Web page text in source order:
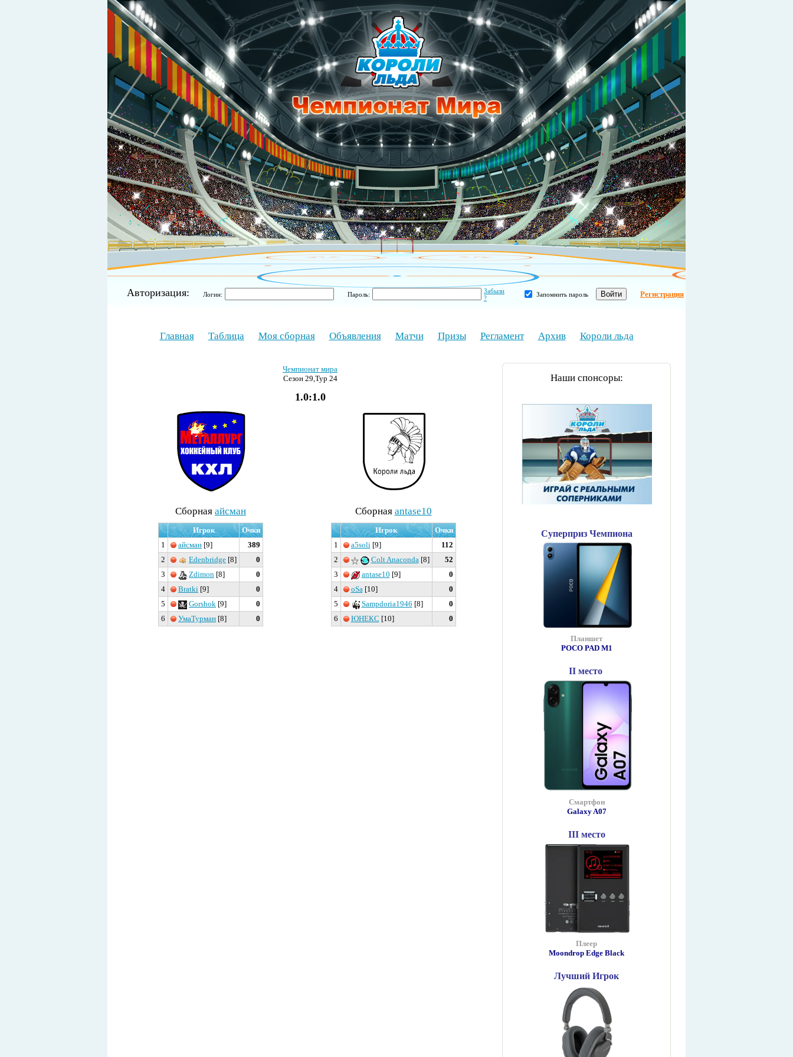
Авторизация: Логин: Пароль:
Забыли
?
Запомнить пароль Регистрация
Главная Таблица Моя сборная Объявления Матчи Призы Регламент Архив Короли льда
Чемпионат мира
Сезон 29,Тур 24
1.0:1.0
Cборная айсман
Игрок
Очки
1
айсман [9]
389
2
Edenbridge [8]
0
3
Zdimon [8]
0
4
Bratki [9]
0
5
Gorshok [9]
0
6
УмаТурман [8] 0
Cборная antase10
Игрок
Очки
1
a5soli[9]
112
2
Colt Anaconda[8]
52
3
antase10 [9]
0
4
oSa[10]
0
5
Sampdoria1946 [8]
0
6
ЮНЕКС [10] 0
Наши спонсоры:
Суперприз Чемпиона
Планшет
POCO PAD М1
II место
Смартфон
Galaxy A07
III место
Плеер
Moondrop Edge Black
Лучший Игрок